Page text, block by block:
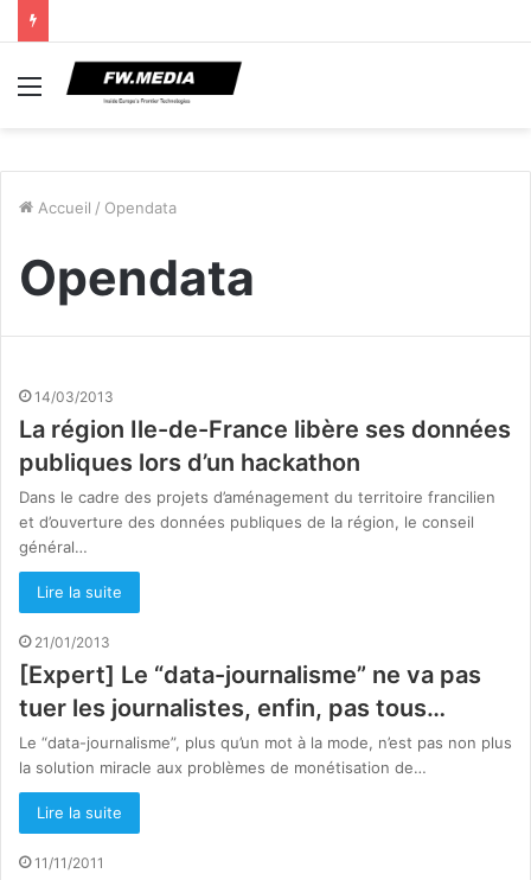
Menu
Accueil / Opendata
Opendata
14/03/2013
La région Ile-de-France libère ses données
publiques lors d’un hackathon
Dans le cadre des projets d’aménagement du territoire francilien
et d’ouverture des données publiques de la région, le conseil
général…
Lire la suite
21/01/2013
[Expert] Le “data-journalisme” ne va pas
tuer les journalistes, enfin, pas tous…
Le “data-journalisme”, plus qu’un mot à la mode, n’est pas non plus
la solution miracle aux problèmes de monétisation de…
Lire la suite
11/11/2011